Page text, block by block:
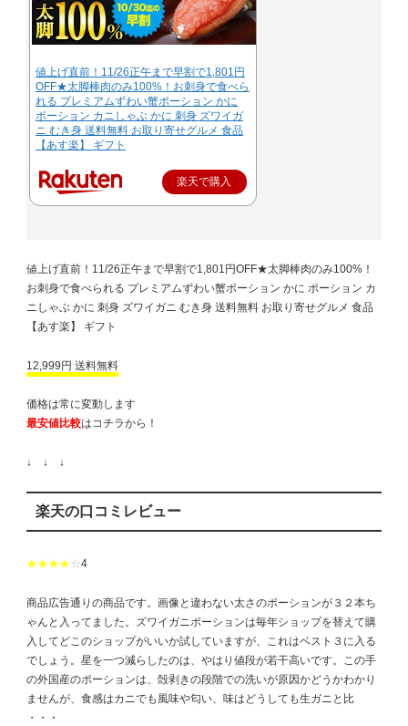
値上げ直前！11/26正午まで早割で1,801円
OFF★太脚棒肉のみ100%！お刺身で食べら
れる プレミアムずわい蟹ポーション かに
ポーション カニしゃぶ かに 刺身 ズワイガ
ニ むき身 送料無料 お取り寄せグルメ 食品
【あす楽】 ギフト
楽天で購入
値上げ直前！11/26正午まで早割で1,801円OFF★太脚棒肉のみ100%！
お刺身で食べられる プレミアムずわい蟹ポーション かに ポーション カ
ニしゃぶ かに 刺身 ズワイガニ むき身 送料無料 お取り寄せグルメ 食品
【あす楽】 ギフト
12,999円 送料無料
価格は常に変動します
最安値比較はコチラから！
↓ ↓ ↓
楽天の口コミレビュー
★★★★ ☆4
商品広告通りの商品です。画像と違わない太さのポーションが３２本ち
ゃんと入ってました。ズワイガニポーションは毎年ショップを替えて購
入してどこのショップがいいか試していますが、これはベスト３に入る
でしょう。星を一つ減らしたのは、やはり値段が若干高いです。この手
の外国産のポーションは、殻剥きの段階での洗いが原因かどうかわかり
ませんが、食感はカニでも風味や匂い、味はどうしても生ガニと比
・・・